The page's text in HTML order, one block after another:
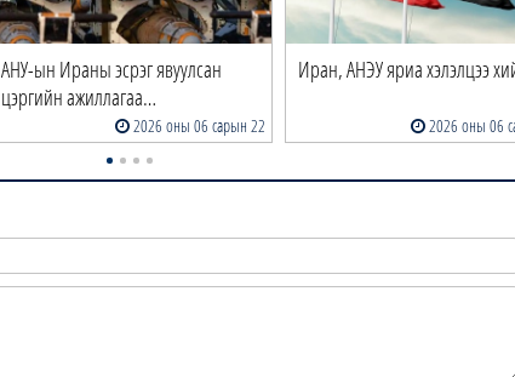
АНУ-ын Ираны эсрэг явуулсан
цэргийн ажиллагаа…
2026 оны 06 сарын 22
Иран, АНЭУ яриа хэлэлцээ
2026 оны 06